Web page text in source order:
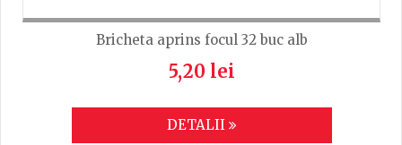
Bricheta aprins focul 32 buc alb
5,20 lei
DETALII